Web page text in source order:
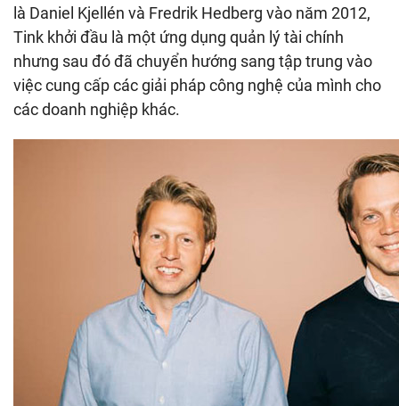
là Daniel Kjellén và Fredrik Hedberg vào năm 2012,
Tink khởi đầu là một ứng dụng quản lý tài chính
nhưng sau đó đã chuyển hướng sang tập trung vào
việc cung cấp các giải pháp công nghệ của mình cho
các doanh nghiệp khác.